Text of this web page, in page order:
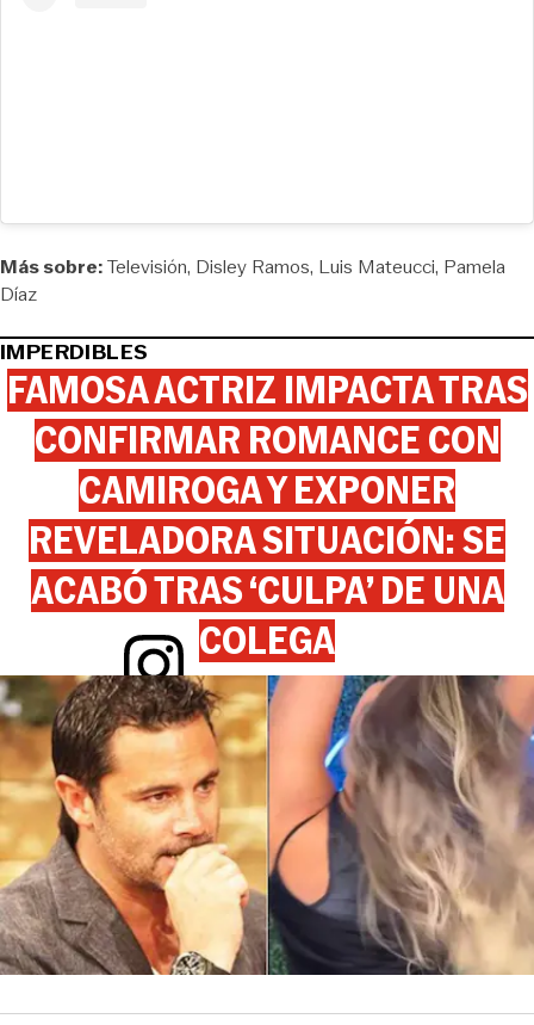
View this post on Instagram
Más sobre:Televisión Disley Ramos Luis Mateucci Pamela
Díaz
IMPERDIBLES
FAMOSA ACTRIZ IMPACTA TRAS
CONFIRMAR ROMANCE CON
CAMIROGA Y EXPONER
REVELADORA SITUACIÓN: SE
ACABÓ TRAS ‘CULPA’ DE UNA
COLEGA